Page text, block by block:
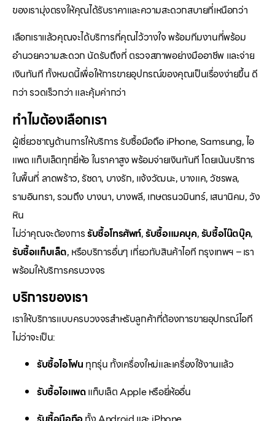
ของเรามุ่งตรงให้คุณได้รับราคาและความสะดวกสบายที่เหนือกว่า
เลือกเราแล้วคุณจะได้บริการที่คุณไว้วางใจ พร้อมทีมงานที่พร้อม
อำนวยความสะดวก นัดรับถึงที่ ตรวจสภาพอย่างมืออาชีพ และจ่าย
เงินทันที ทั้งหมดนี้เพื่อให้การขายอุปกรณ์ของคุณเป็นเรื่องง่ายขึ้น ดี
กว่า รวดเร็วกว่า และคุ้มค่ากว่า
ทำไมต้องเลือกเรา
ผู้เชี่ยวชาญด้านการให้บริการ รับซื้อมือถือ iPhone, Samsung, ไอ
แพด แท็บเล็ตทุกยี่ห้อ ในราคาสูง พร้อมจ่ายเงินทันที โดยเน้นบริการ
ในพื้นที่ ลาดพร้าว, รัชดา, บางรัก, แจ้งวัฒนะ, บางแค, วัชรพล,
รามอินทรา, รวมถึง บางนา, บางพลี, เกษตรนวมินทร์, เสนานิคม, วัง
หิน
ไม่ว่าคุณจะต้องการรับซื้อโทรศัพท์,รับซื้อแมคบุค,รับซื้อโน๊ตบุ๊ค,
รับซื้อแท็บเล็ต, หรือบริการอื่นๆ เกี่ยวกับสินค้าไอที กรุงเทพฯ – เรา
พร้อมให้บริการครบวงจร
บริการของเรา
เราให้บริการแบบครบวงจรสำหรับลูกค้าที่ต้องการขายอุปกรณ์ไอที
ไม่ว่าจะเป็น:
รับซื้อไอโฟน ทุกรุ่น ทั้งเครื่องใหม่และเครื่องใช้งานแล้ว
รับซื้อไอแพดแท็บเล็ต Apple หรือยี่ห้ออื่น